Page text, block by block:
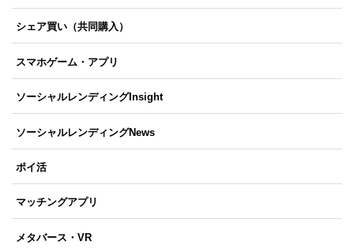
シェア買い（共同購入）
スマホゲーム・アプリ
ソーシャルレンディングInsight
ソーシャルレンディングNews
ポイ活
マッチングアプリ
メタバース・VR